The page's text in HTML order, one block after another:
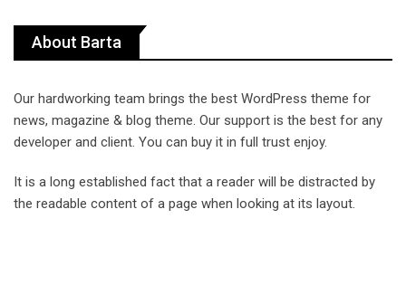
About Barta
Our hardworking team brings the best WordPress theme for
news, magazine & blog theme. Our support is the best for any
developer and client. You can buy it in full trust enjoy.
It is a long established fact that a reader will be distracted by
the readable content of a page when looking at its layout.